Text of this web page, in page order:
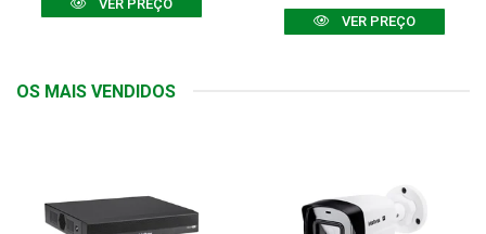
VER PREÇO
VER PREÇO
OS MAIS VENDIDOS